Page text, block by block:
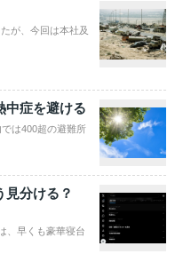
が、今回は本社及
症を避ける
は400超の避難所
分ける？
、早くも豪華寝台